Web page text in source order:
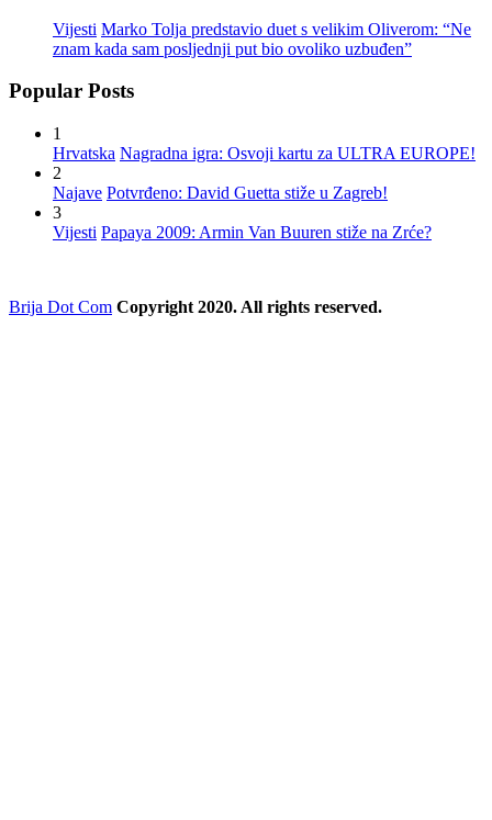
Vijesti Marko Tolja predstavio duet s velikim Oliverom: “Ne
znam kada sam posljednji put bio ovoliko uzbuđen”
Popular Posts
1
Hrvatska Nagradna igra: Osvoji kartu za ULTRA EUROPE!
2
Najave Potvrđeno: David Guetta stiže u Zagreb!
3
Vijesti Papaya 2009: Armin Van Buuren stiže na Zrće?
Brija Dot Com Copyright 2020. All rights reserved.